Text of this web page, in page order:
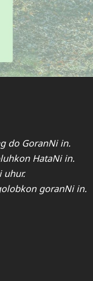
do GoranNi in.
HataNi in.
uhur.
goranNi in.